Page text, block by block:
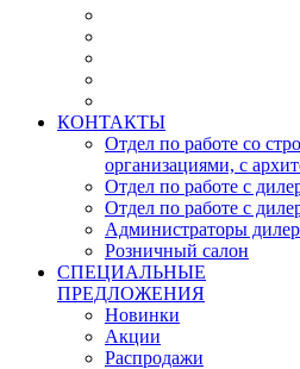
КОНТАКТЫ
Отдел по работе со
организациями, с
Отдел по работе с
Отдел по работе с
Администраторы
Розничный салон
СПЕЦИАЛЬНЫЕ
ПРЕДЛОЖЕНИЯ
Новинки
Акции
Распродажи